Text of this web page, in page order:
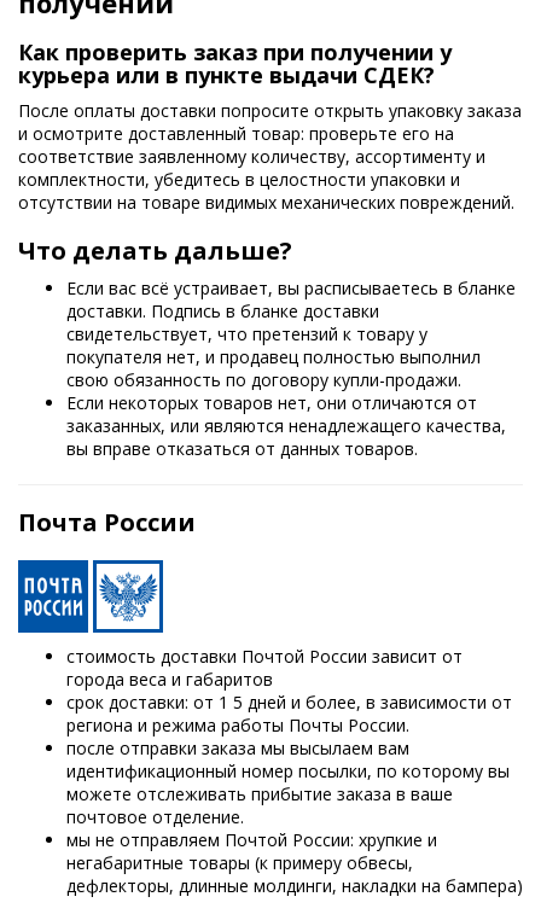
Как проверить заказ при получении у
курьера или в пункте выдачи СДЕК?
После оплаты доставки попросите открыть упаковку заказа
и осмотрите доставленный товар: проверьте его на
соответствие заявленному количеству, ассортименту и
комплектности, убедитесь в целостности упаковки и
отсутствии на товаре видимых механических повреждений.
Что делать дальше?
Если вас всё устраивает, вы расписываетесь в бланке
доставки. Подпись в бланке доставки
свидетельствует, что претензий к товару у
покупателя нет, и продавец полностью выполнил
свою обязанность по договору купли-продажи.
Если некоторых товаров нет, они отличаются от
заказанных, или являются ненадлежащего качества,
вы вправе отказаться от данных товаров.
Почта России
стоимость доставки Почтой России зависит от
города веса и габаритов
срок доставки: от 1 5 дней и более, в зависимости от
региона и режима работы Почты России.
после отправки заказа мы высылаем вам
идентификационный номер посылки, по которому вы
можете отслеживать прибытие заказа в ваше
почтовое отделение.
мы не отправляем Почтой России: хрупкие и
негабаритные товары (к примеру обвесы,
дефлекторы, длинные молдинги, накладки на бампера)